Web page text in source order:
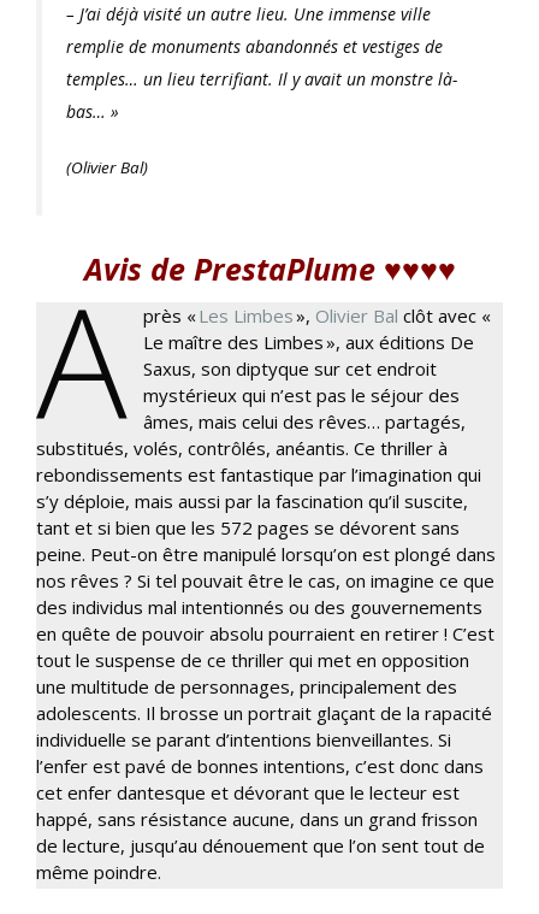
– J’ai déjà visité un autre lieu. Une immense ville
remplie de monuments abandonnés et vestiges de
temples… un lieu terrifiant. Il y avait un monstre là-
bas… »
(Olivier Bal)
Avis de PrestaPlume ♥♥♥♥
A près «Les Limbes», Olivier Bal clôt avec «
Le maître des Limbes », aux éditions De
Saxus, son diptyque sur cet endroit
mystérieux qui n’est pas le séjour des
âmes, mais celui des rêves… partagés,
substitués, volés, contrôlés, anéantis. Ce thriller à
rebondissements est fantastique par l’imagination qui
s’y déploie, mais aussi par la fascination qu’il suscite,
tant et si bien que les 572 pages se dévorent sans
peine. Peut-on être manipulé lorsqu’on est plongé dans
nos rêves ? Si tel pouvait être le cas, on imagine ce que
des individus mal intentionnés ou des gouvernements
en quête de pouvoir absolu pourraient en retirer ! C’est
tout le suspense de ce thriller qui met en opposition
une multitude de personnages, principalement des
adolescents. Il brosse un portrait glaçant de la rapacité
individuelle se parant d’intentions bienveillantes. Si
l’enfer est pavé de bonnes intentions, c’est donc dans
cet enfer dantesque et dévorant que le lecteur est
happé, sans résistance aucune, dans un grand frisson
de lecture, jusqu’au dénouement que l’on sent tout de
même poindre.